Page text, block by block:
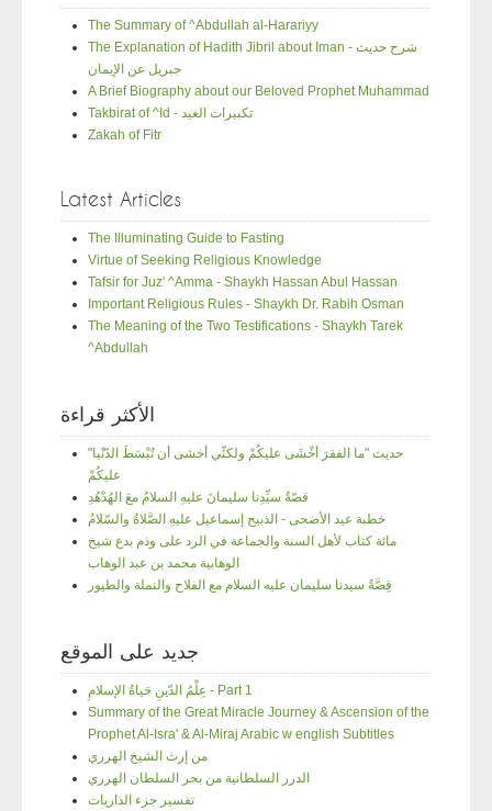
The Summary of ^Abdullah al-Harariyy
The Explanation of Hadith Jibril about Iman - شرح حديث
جبريل عن الإيمان
A Brief Biography about our Beloved Prophet Muhammad
Takbirat of ^Id - تكبيرات العيد
Zakah of Fitr
Latest Articles
The Illuminating Guide to Fasting
Virtue of Seeking Religious Knowledge
Tafsir for Juz' ^Amma - Shaykh Hassan Abul Hassan
Important Religious Rules - Shaykh Dr. Rabih Osman
The Meaning of the Two Testifications - Shaykh Tarek
^Abdullah
الأكثر قراءة
"حديث "ما الفقرَ أخْشَى عليكُمْ ولكنِّي أخشى أن تُبْسَطَ الدّنْيا
عليكُمْ
قصّةُ سيِّدِنا سليمانَ عليهِ السلامُ معَ الهُدْهُدِ
خطبة عيد الأضحى - الذبيح إسماعيل عليهِ الصَّلاةُ والسّلامُ
مائة كتاب لأهل السنة والجماعة في الرد على وذم بدع شيخ
الوهابية محمد بن عبد الوهاب
قِصَّةُ سيدنا سليمان عليه السلام مع الفلاح والنملة والطيور
جديد على الموقع
عِلْمُ الدّينِ حَياةُ الإسلامِ - Part 1
Summary of the Great Miracle Journey & Ascension of the
Prophet Al-Isra' & Al-Miraj Arabic w english Subtitles
من إرث الشيخ الهرري
الدرر السلطانية من بحر السلطان الهرري
تفسير جزء الذاريات